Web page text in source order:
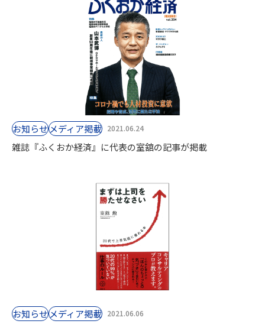
お知らせ⁨⁩メディア掲載 2021.06.24
雑誌『ふくおか経済』に代表の室舘の記事が掲載
お知らせ⁨⁩メディア掲載 2021.06.06